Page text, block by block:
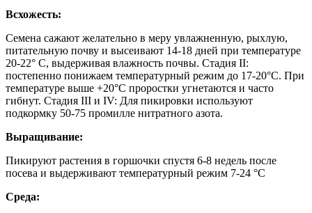
Всхожесть:
Семена сажают желательно в меру увлажненную, рыхлую,
питательную почву и высеивают 14-18 дней при температуре
20-22° C, выдерживая влажность почвы. Стадия II:
постепенно понижаем температурный режим до 17-20°C. При
температуре выше +20°С проростки угнетаются и часто
гибнут. Стадия III и IV: Для пикировки используют
подкормку 50-75 промилле нитратного азота.
Выращивание:
Пикируют растения в горшочки спустя 6-8 недель после
посева и выдерживают температурный режим 7-24 °C
Среда: